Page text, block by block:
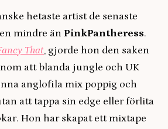
hetaste artist de senaste
mindre än PinkPantheress.
That, gjorde hon den saken
att blanda jungle och UK
anglofila mix poppig och
att tappa sin edge eller förlita
Hon har skapat ett mixtape